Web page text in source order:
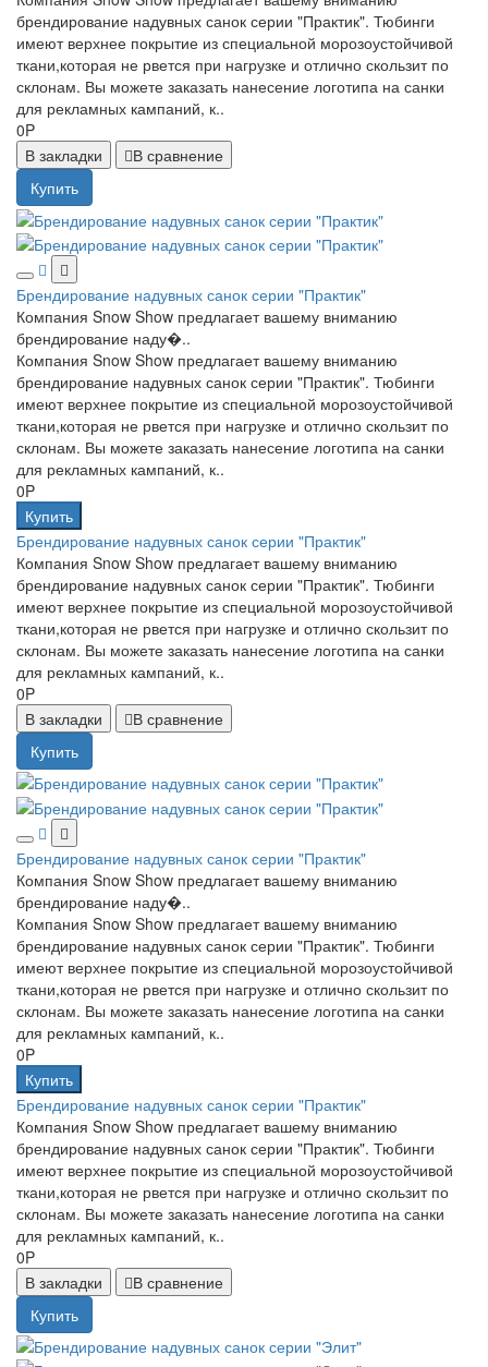
брендирование надувных санок серии "Практик". Тюбинги
имеют верхнее покрытие из специальной морозоустойчивой
ткани,которая не рвется при нагрузке и отлично скользит по
склонам. Вы можете заказать нанесение логотипа на санки
для рекламных кампаний, к..
0P
В закладки
В сравнение
Купить
Брендирование надувных санок серии "Практик"
Компания Snow Show предлагает вашему вниманию
брендирование наду�..
Компания Snow Show предлагает вашему вниманию
брендирование надувных санок серии "Практик". Тюбинги
имеют верхнее покрытие из специальной морозоустойчивой
ткани,которая не рвется при нагрузке и отлично скользит по
склонам. Вы можете заказать нанесение логотипа на санки
для рекламных кампаний, к..
0P
Купить
Брендирование надувных санок серии "Практик"
Компания Snow Show предлагает вашему вниманию
брендирование надувных санок серии "Практик". Тюбинги
имеют верхнее покрытие из специальной морозоустойчивой
ткани,которая не рвется при нагрузке и отлично скользит по
склонам. Вы можете заказать нанесение логотипа на санки
для рекламных кампаний, к..
0P
В закладки
В сравнение
Купить
Брендирование надувных санок серии "Практик"
Компания Snow Show предлагает вашему вниманию
брендирование наду�..
Компания Snow Show предлагает вашему вниманию
брендирование надувных санок серии "Практик". Тюбинги
имеют верхнее покрытие из специальной морозоустойчивой
ткани,которая не рвется при нагрузке и отлично скользит по
склонам. Вы можете заказать нанесение логотипа на санки
для рекламных кампаний, к..
0P
Купить
Брендирование надувных санок серии "Практик"
Компания Snow Show предлагает вашему вниманию
брендирование надувных санок серии "Практик". Тюбинги
имеют верхнее покрытие из специальной морозоустойчивой
ткани,которая не рвется при нагрузке и отлично скользит по
склонам. Вы можете заказать нанесение логотипа на санки
для рекламных кампаний, к..
0P
В закладки
В сравнение
Купить